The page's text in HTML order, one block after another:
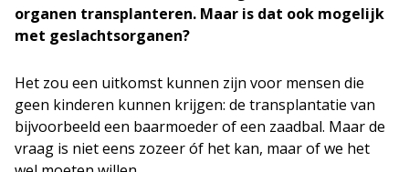
organen transplanteren. Maar is dat ook mogelijk
met geslachtsorganen?
Het zou een uitkomst kunnen zijn voor mensen die
geen kinderen kunnen krijgen: de transplantatie van
bijvoorbeeld een baarmoeder of een zaadbal. Maar de
vraag is niet eens zozeer óf het kan, maar of we het